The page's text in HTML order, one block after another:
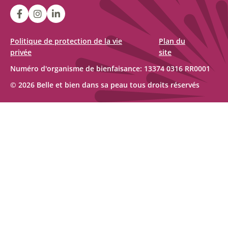
LGFBCanada
LGFBCanada
Belle
et
bien
dans
sa
peau
Politique de protection de la vie
privée
Plan du
site
Numéro d'organisme de bienfaisance: 13374 0316 RR0001
© 2026 Belle et bien dans sa peau tous droits réservés